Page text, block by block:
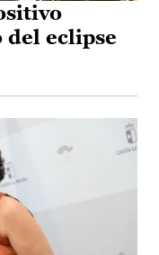
del eclipse